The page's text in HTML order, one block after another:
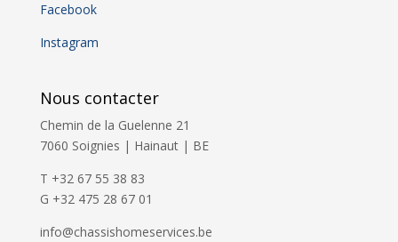
Facebook
Instagram
Nous contacter
Chemin de la Guelenne 21
7060 Soignies | Hainaut | BE
T +32 67 55 38 83
G +32 475 28 67 01
info@chassishomeservices.be